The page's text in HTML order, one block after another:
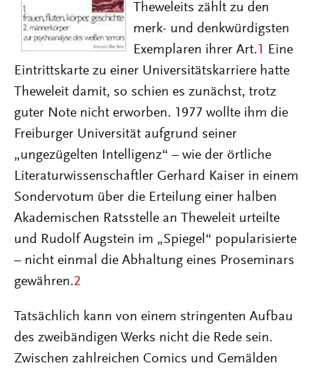
Theweleits zählt zu den
merk- und denkwürdigsten
Exemplaren ihrer Art. 1 Eine
Eintrittskarte zu einer Universitätskarriere hatte
Theweleit damit, so schien es zunächst, trotz
guter Note nicht erworben. 1977 wollte ihm die
Freiburger Universität aufgrund seiner
„ungezügelten Intelligenz“ – wie der örtliche
Literaturwissenschaftler Gerhard Kaiser in einem
Sondervotum über die Erteilung einer halben
Akademischen Ratsstelle an Theweleit urteilte
und Rudolf Augstein im „Spiegel“ popularisierte
– nicht einmal die Abhaltung eines Proseminars
gewähren.2
Tatsächlich kann von einem stringenten Aufbau
des zweibändigen Werks nicht die Rede sein.
Zwischen zahlreichen Comics und Gemälden